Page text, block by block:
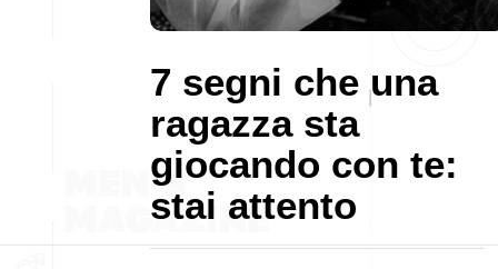
7 segni che una
ragazza sta
giocando con te:
stai attento